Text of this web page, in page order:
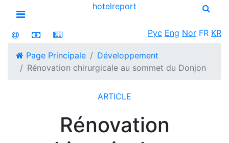
Open menu
hotelreport
Рус Eng Nor FR KR
Page Principale
Développement
Rénovation chirurgicale au sommet du Donjon
ARTICLE
Rénovation